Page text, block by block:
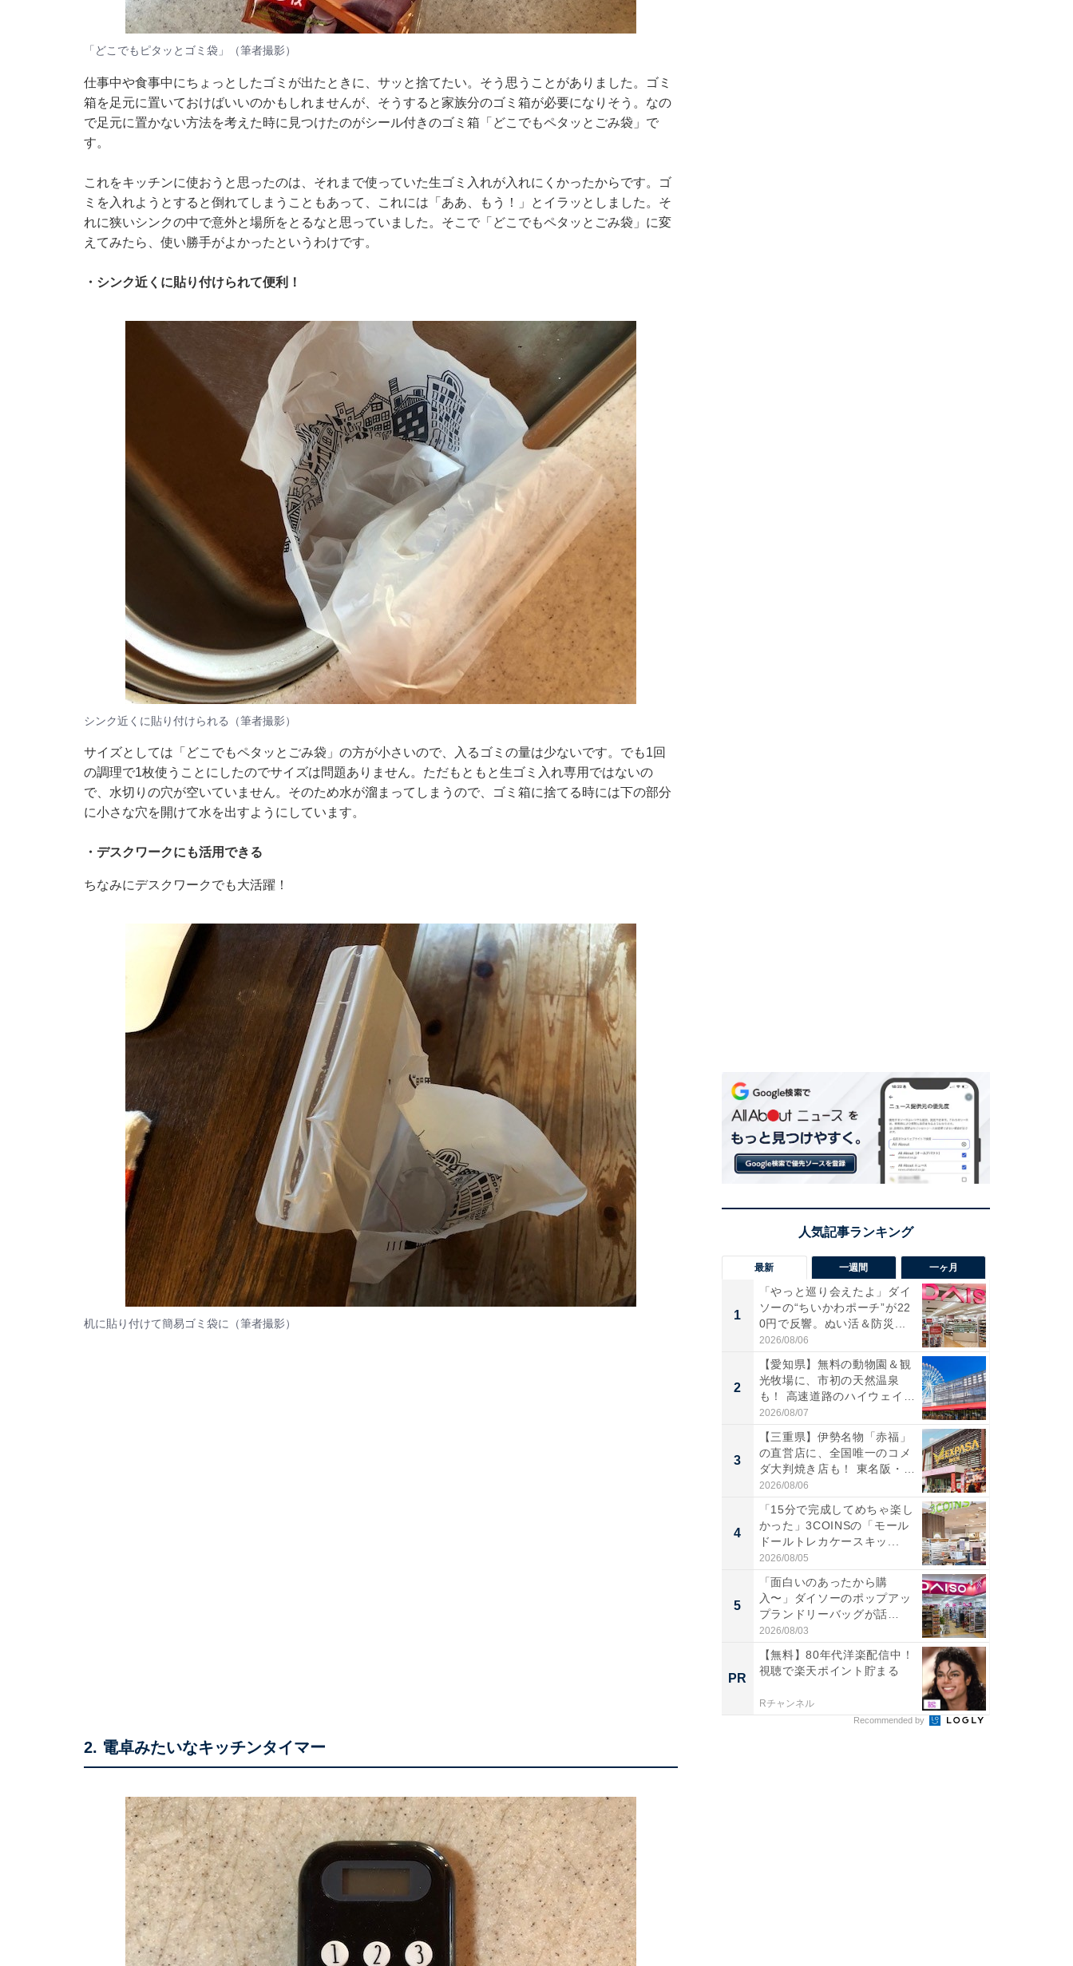
「どこでもピタッとゴミ袋」（筆者撮影）
仕事中や食事中にちょっとしたゴミが出たときに、サッと捨てたい。そう思うことがありました。ゴミ
箱を足元に置いておけばいいのかもしれませんが、そうすると家族分のゴミ箱が必要になりそう。なの
で足元に置かない方法を考えた時に見つけたのがシール付きのゴミ箱「どこでもペタッとごみ袋」で
す。
これをキッチンに使おうと思ったのは、それまで使っていた生ゴミ入れが入れにくかったからです。ゴ
ミを入れようとすると倒れてしまうこともあって、これには「ああ、もう！」とイラッとしました。そ
れに狭いシンクの中で意外と場所をとるなと思っていました。そこで「どこでもペタッとごみ袋」に変
えてみたら、使い勝手がよかったというわけです。
・シンク近くに貼り付けられて便利！
シンク近くに貼り付けられる（筆者撮影）
サイズとしては「どこでもペタッとごみ袋」の方が小さいので、入るゴミの量は少ないです。でも1回
の調理で1枚使うことにしたのでサイズは問題ありません。ただもともと生ゴミ入れ専用ではないの
で、水切りの穴が空いていません。そのため水が溜まってしまうので、ゴミ箱に捨てる時には下の部分
に小さな穴を開けて水を出すようにしています。
・デスクワークにも活用できる
ちなみにデスクワークでも大活躍！
机に貼り付けて簡易ゴミ袋に（筆者撮影）
2. 電卓みたいなキッチンタイマー
最新 一週間 一ヶ月
1
「やっと巡り会えたよ」ダイ
ソーの“ちいかわポーチ”が22
0円で反響。ぬい活＆防災...
2026/08/06
2
【愛知県】無料の動物園＆観
光牧場に、市初の天然温泉
も！ 高速道路のハイウェイオ
ア...
2026/08/07
3
【三重県】伊勢名物「赤福」
の直営店に、全国唯一のコメ
ダ大判焼き店も！ 東名阪・
伊...
2026/08/06
4
「15分で完成してめちゃ楽し
かった」3COINSの「モール
ドールトレカケースキッ...
2026/08/05
5
「面白いのあったから購
入〜」ダイソーのポップアッ
プランドリーバッグが話
題。“さま...
2026/08/03
PR
【無料】80年代洋楽配信中！
視聴で楽天ポイント貯まる
Rチャンネル
Recommended by